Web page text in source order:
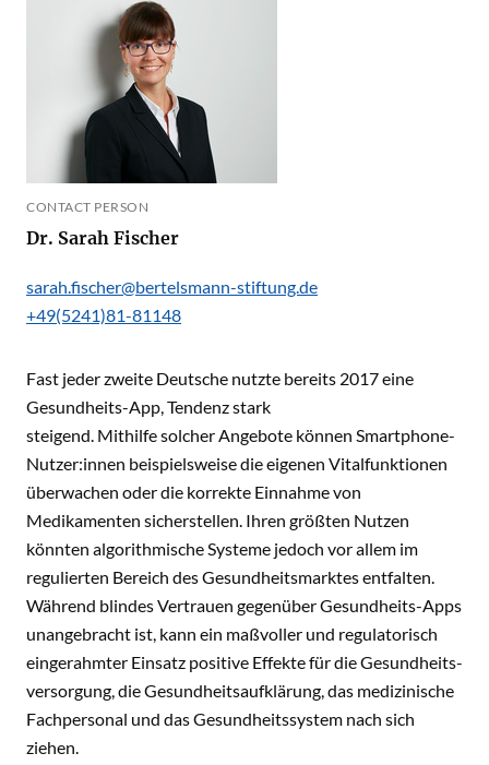
CONTACT PERSON
Dr. Sarah Fischer
sarah.fischer@bertelsmann-stiftung.de
+49(5241)81-81148
Fast jeder zweite Deutsche nutzte bereits 2017 eine
Gesundheits-App, Tendenz stark
steigend. Mithilfe solcher Angebote können Smartphone-
Nutzer:innen beispielsweise die eigenen Vitalfunktionen
überwachen oder die korrekte Einnahme von
Medikamenten sicherstellen. Ihren größten Nutzen
könnten algorithmische Systeme jedoch vor allem im
regulierten Bereich des Gesundheitsmarktes entfalten.
Während blindes Vertrauen gegenüber Gesundheits-Apps
unangebracht ist, kann ein maßvoller und regulatorisch
eingerahmter Einsatz positive Effekte für die Gesundheits-
versorgung, die Gesundheitsaufklärung, das medizinische
Fachpersonal und das Gesundheitssystem nach sich
ziehen.